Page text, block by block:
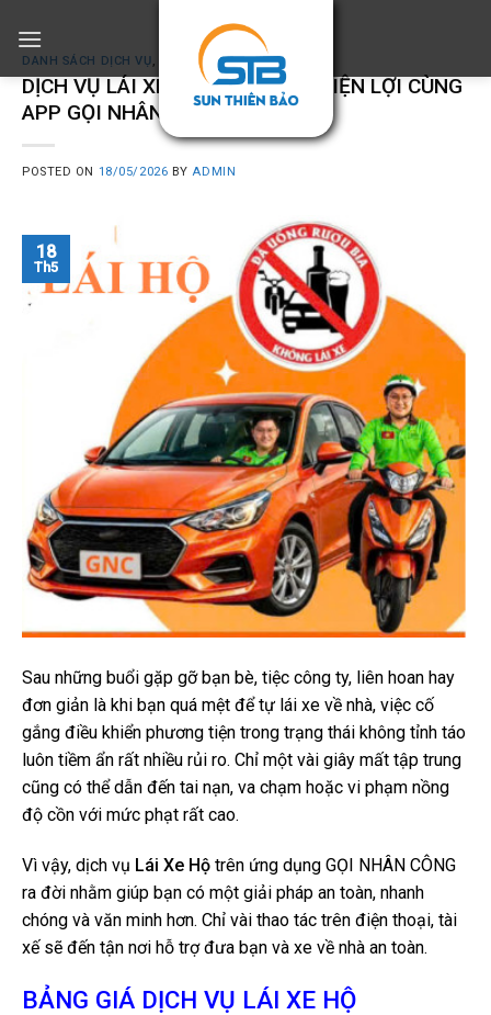
content
DANH SÁCH DỊCH VỤ, DỊCH VỤ ,GIỚI THIỆU
DỊCH VỤ LÁI XE HỘ AN TOÀN – TIỆN LỢI CÙNG
APP GỌI NHÂN CÔNG
POSTED ON 18/05/2026 BY ADMIN
18
Th5
Sau những buổi gặp gỡ bạn bè, tiệc công ty, liên hoan hay
đơn giản là khi bạn quá mệt để tự lái xe về nhà, việc cố
gắng điều khiển phương tiện trong trạng thái không tỉnh táo
luôn tiềm ẩn rất nhiều rủi ro. Chỉ một vài giây mất tập trung
cũng có thể dẫn đến tai nạn, va chạm hoặc vi phạm nồng
độ cồn với mức phạt rất cao.
Vì vậy, dịch vụ Lái Xe Hộ trên ứng dụng GỌI NHÂN CÔNG
ra đời nhằm giúp bạn có một giải pháp an toàn, nhanh
chóng và văn minh hơn. Chỉ vài thao tác trên điện thoại, tài
xế sẽ đến tận nơi hỗ trợ đưa bạn và xe về nhà an toàn.
BẢNG GIÁ DỊCH VỤ LÁI XE HỘ